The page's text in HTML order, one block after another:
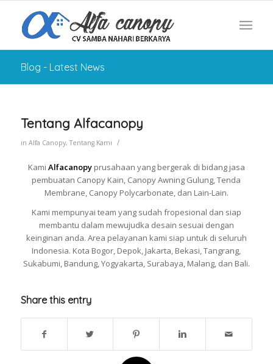
Blog - Latest News
Tentang Alfacanopy
in Alfa Canopy,Tentang Kami /
Kami Alfacanopyprusahaan yang bergerak di bidang jasa
pembuatan Canopy Kain, Canopy Awning Gulung, Tenda
Membrane, Canopy Polycarbonate, dan Lain-Lain.
Kami mempunyai team yang sudah fropesional dan siap
membantu dalam mewujudka desain sesuai dengan
keinginan anda. Area pelayanan kami siap untuk di seluruh
Indonesia. Kota Bogor, Depok, Jakarta, Bekasi, Tangrang,
Sukabumi, Bandung, Yogyakarta, Surabaya, Malang, dan Bali.
Share this entry